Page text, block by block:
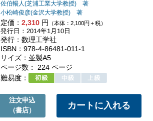
佐伯暢人(芝浦工業大学教授) 著
小松崎俊彦(金沢大学教授) 著
定価： 2,310円 （本体：2,100円＋税）
発行日：2014年1月10日
発行：数理工学社
ISBN：978-4-86481-011-1
サイズ：並製A5
ページ数： 224 ページ
難易度：
注文申込
（書店）